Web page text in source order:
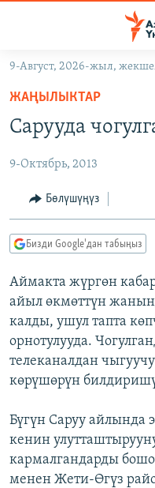
Навигацияга
өтүңүз
Издөөгө
салыңызКЫРГЫЗСТАН
САЯСАТ
ЭКОНОМИКА
ДҮЙНӨ
ДҮЙНӨ
БОРБОР АЗИЯ
УКРАИНА
АТАЙЫН ИЛИКТӨӨ
БҮГҮН АЗАТТЫКТА
ЭКСПЕРТТЕР ТАЛДАЙТ
БИЗ ЖАНА ДҮЙНӨ
ДАНИСТЕ
ЭЖЕ-СИҢДИЛЕР
ЫҢГАЙСЫЗ СУРООЛОР
ПОДКАСТ
ӨЗГӨЧӨ ПИКИР
Русский
ОНЛАЙН ШЕРИНЕ
ЭЕ/АРнун бардык
9-Август, 2026-жыл,
ЖАҢЫЛЫКТАР
Сарууда
9-Октябрь, 2013
Бөлүшүңүз
Бизди Google'дан табыңыз
Аймакта жүргөн
айыл өкмөттүн
калды, ушул тапта
орнотулууда.
телеканалдан
көрүшөрүн
Бүгүн Саруу айлында
кенин
кармалгандарды
менен Жети-Өгүз